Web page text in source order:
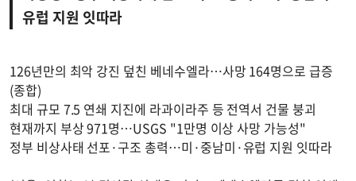
유럽 지원 잇따라
126년만의 최악 강진 덮친 베네수엘라…사망 164명으로 급증
(종합)
최대 규모 7.5 연쇄 지진에 라과이라주 등 전역서 건물 붕괴
현재까지 부상 971명…USGS "1만명 이상 사망 가능성"
정부 비상사태 선포·구조 총력…미·중남미·유럽 지원 잇따라